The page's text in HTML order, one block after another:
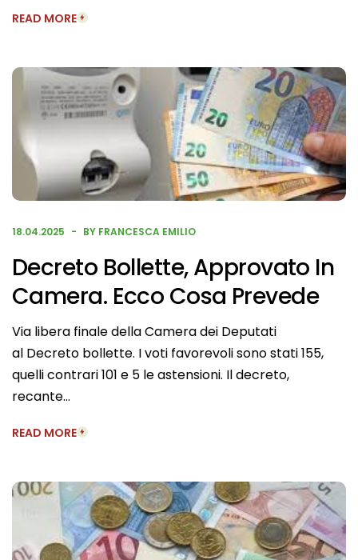
READ MORE
18.04.2025 BY FRANCESCA EMILIO
Decreto Bollette, Approvato In
Camera. Ecco Cosa Prevede
Via libera finale della Camera dei Deputati
al Decreto bollette. I voti favorevoli sono stati 155,
quelli contrari 101 e 5 le astensioni. Il decreto,
recante…
READ MORE